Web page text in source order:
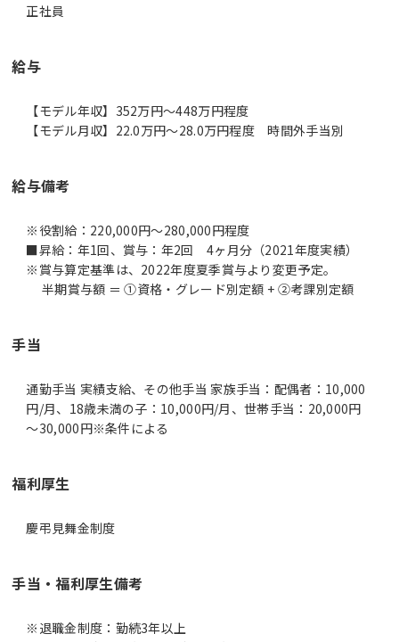
正社員
給与
【モデル年収】352万円〜448万円程度
【モデル月収】22.0万円〜28.0万円程度 時間外手当別
給与備考
※役割給：220,000円～280,000円程度
■昇給：年1回、賞与：年2回 4ヶ月分（2021年度実績）
※賞与算定基準は、2022年度夏季賞与より変更予定。
半期賞与額 ＝ ①資格・グレード別定額 + ②考課別定額
手当
通勤手当 実績支給、その他手当 家族手当：配偶者：10,000
円/月、18歳未満の子：10,000円/月、世帯手当：20,000円
～30,000円※条件による
福利厚生
慶弔見舞金制度
手当・福利厚生備考
※退職金制度：勤続3年以上